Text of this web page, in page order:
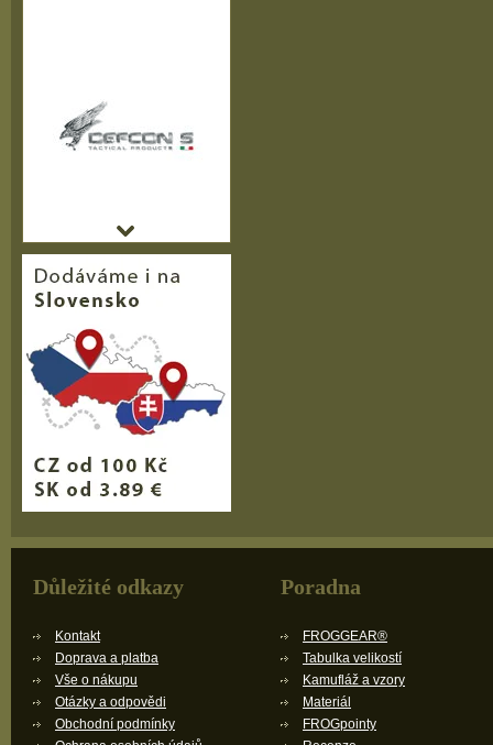
Důležité odkazy
Kontakt
Doprava a platba
Vše o nákupu
Otázky a odpovědi
Obchodní podmínky
Poradna
FROGGEAR®
Tabulka velikostí
Kamufláž a vzory
Materiál
FROGpointy